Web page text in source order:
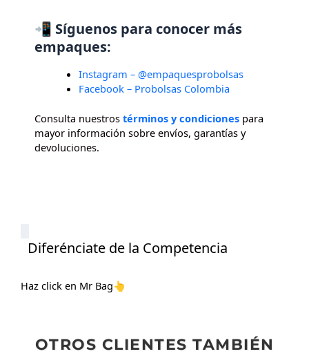
📲 Síguenos para conocer más
empaques:
Instagram – @empaquesprobolsas
Facebook – Probolsas Colombia
Consulta nuestros términos y condiciones para
mayor información sobre envíos, garantías y
devoluciones.
Diferénciate de la Competencia
Haz click en Mr Bag👆
OTROS CLIENTES TAMBIÉN